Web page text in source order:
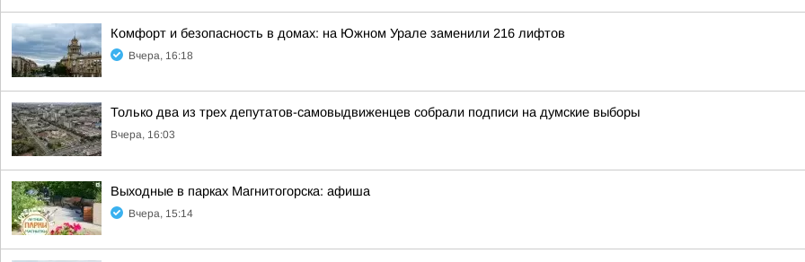
Комфорт и безопасность в домах: на Южном Урале заменили 216 лифтов
Вчера, 16:18
Только два из трех депутатов-самовыдвиженцев собрали подписи на думские выборы
Вчера, 16:03
Выходные в парках Магнитогорска: афиша
Вчера, 15:14